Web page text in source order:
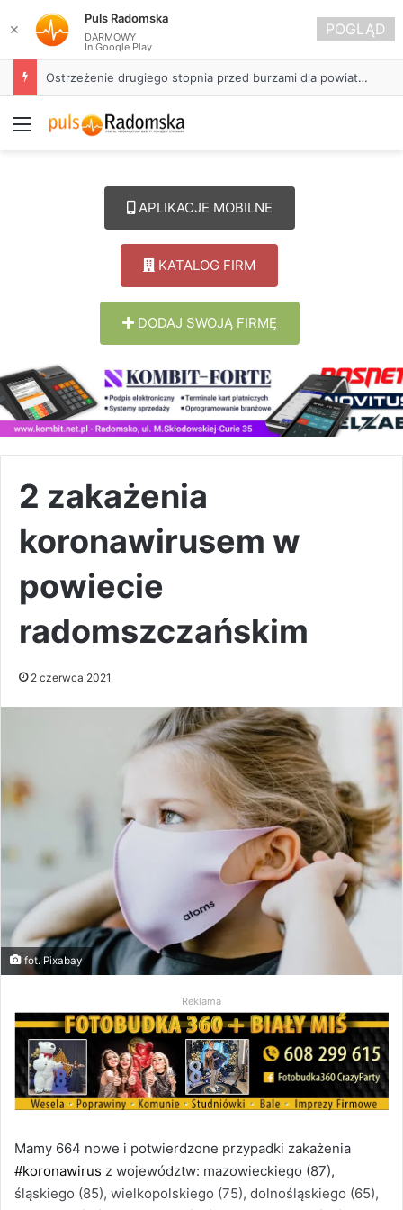
Około 90 tys. zł na szkolenia pracowników. PUP w Radomsku ogłasza nabór wniosków
Menu
APLIKACJE MOBILNE
KATALOG FIRM
DODAJ SWOJĄ FIRMĘ
2 zakażenia
koronawirusem w
powiecie
radomszczańskim
2 czerwca 2021
fot. Pixabay
Reklama
Mamy 664 nowe i potwierdzone przypadki zakażenia
#koronawirus z województw: mazowieckiego (87),
śląskiego (85), wielkopolskiego (75), dolnośląskiego (65),
✕
Puls Radomska
DARMOWY
In Google Play
POGLĄD